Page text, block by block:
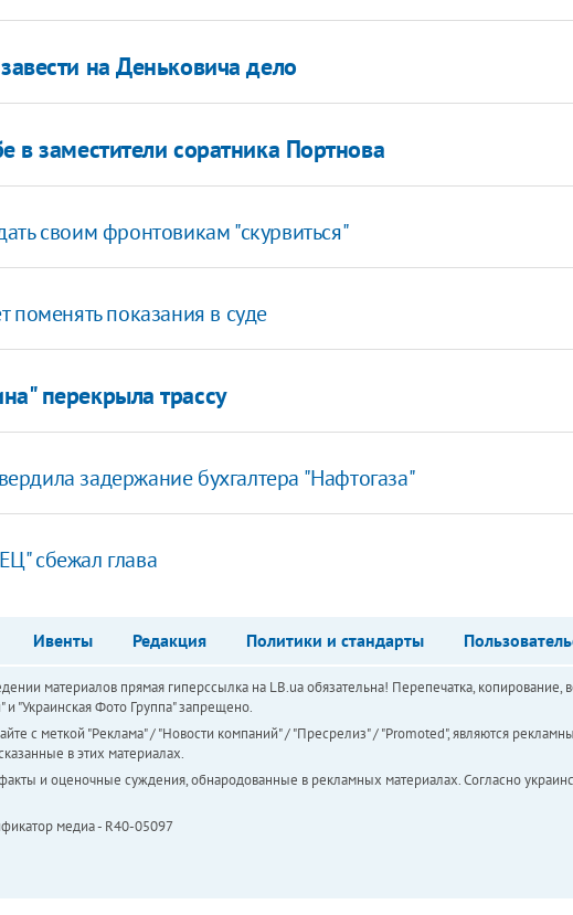
на Деньковича дело
в заместители соратника Портнова
своим фронтовикам "скурвиться"
поменять показания в суде
перекрыла трассу
задержание бухгалтера "Нафтогаза"
сбежал глава
Ивенты Редакция Политики и стандарты
материалов прямая гиперссылка на LB.ua обязательна! Перепечатка,
и "Украинская Фото Группа" запрещено.
с меткой "Реклама" / "Новости компаний" / "Пресрелиз" / "Promoted", являются
в этих материалах.
и оценочные суждения, обнародованные в рекламных материалах. Согласно
медиа - R40-05097